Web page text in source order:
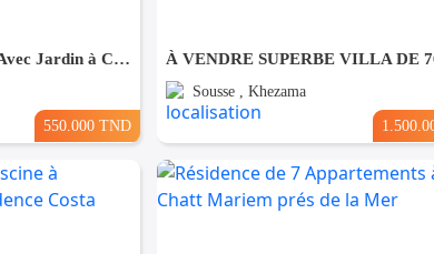
A Vendre Bungalow S+1 Avec Jardin à Club Farah, Nabeul
550.000 TND
Sousse , Khezama